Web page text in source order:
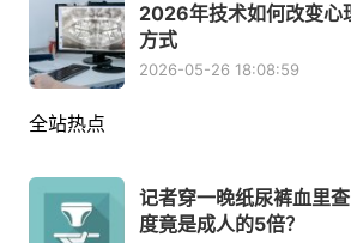
2026年技术如何改变心
方式
2026-05-26 18:08:59
全站热点
记者穿一晚纸尿裤血里
度竟是成人的5倍？